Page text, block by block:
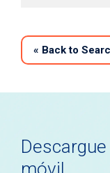
« Back to
móvil